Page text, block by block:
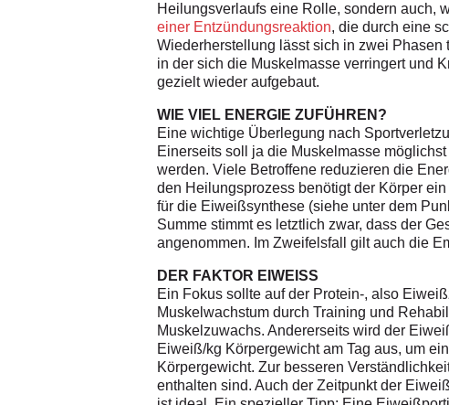
Heilungsverlaufs eine Rolle, sondern auch,
einer Entzündungsreaktion, die durch eine
Wiederherstellung lässt sich in zwei
in der sich die Muskelmasse verringert und
gezielt wieder aufgebaut.
WIE VIEL ENERGIE ZUFÜHREN?
Eine wichtige Überlegung nach
Einerseits soll ja die Muskelmasse
werden. Viele Betroffene reduzieren die
den Heilungsprozess benötigt der Körper
für die Eiweißsynthese (siehe unter dem
Summe stimmt es letztlich zwar, dass der
angenommen. Im Zweifelsfall gilt auch die
DER FAKTOR EIWEISS
Ein Fokus sollte auf der Protein-, also
Muskelwachstum durch Training und
Muskelzuwachs. Andererseits wird der
Eiweiß/kg Körpergewicht am Tag aus, um
Körpergewicht. Zur besseren
enthalten sind. Auch der Zeitpunkt der